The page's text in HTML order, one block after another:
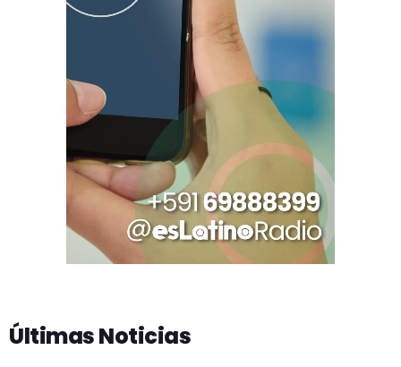
Últimas Noticias